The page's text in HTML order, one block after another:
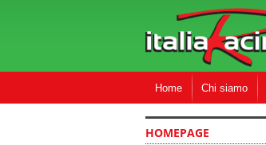
Home Chi siamo
HOMEPAGE